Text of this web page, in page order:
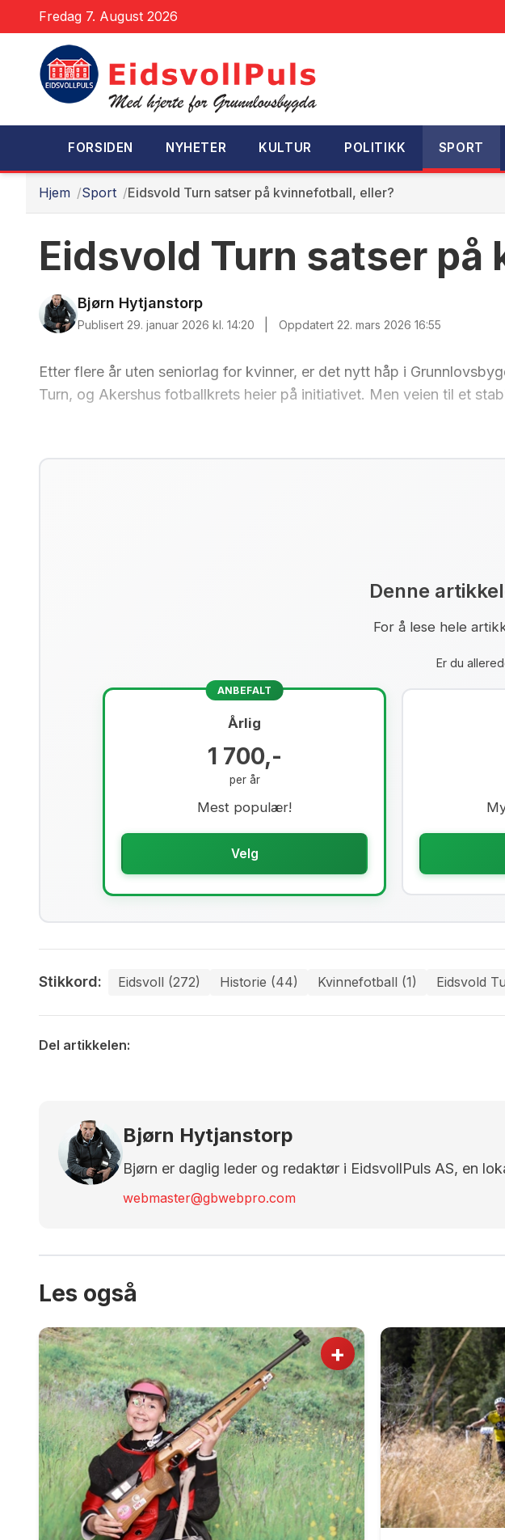
Fredag 7. August 2026
FORSIDEN NYHETER KULTUR POLITIKK SPORT
Hjem Sport Eidsvold Turn satser på kvinnefotball, eller?
Eidsvold Turn satser
Bjørn Hytjanstorp
Publisert 29. januar 2026 kl. 14:20 Oppdatert 22. mars 2026 16:55
Etter flere år uten seniorlag for kvinner, er det nytt håp i
Turn, og Akershus fotballkrets heier på initiativet. Men veien til et
Denne
For å lese hele
Er du
ANBEFALT
Årlig
1 700,-
per år
Mest populær!
Velg
Stikkord: Eidsvoll (272) Historie (44) Kvinnefotball (1) Eidsvold
Del artikkelen:
Bjørn Hytjanstorp
Bjørn er daglig leder og redaktør i EidsvollPuls AS, en
webmaster@gbwebpro.com
Les også
+